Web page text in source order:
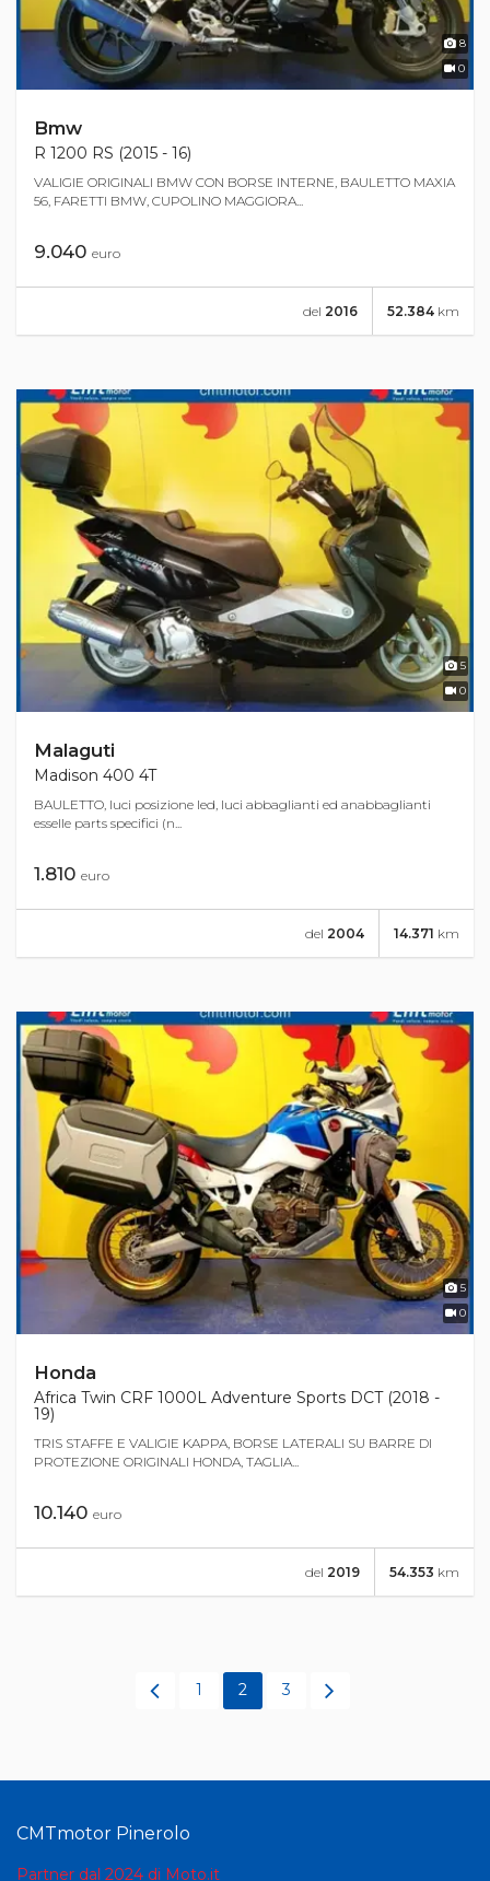
8
0
Bmw
R 1200 RS (2015 - 16)
VALIGIE ORIGINALI BMW CON BORSE INTERNE, BAULETTO MAXIA
56, FARETTI BMW, CUPOLINO MAGGIORA...
9.040 euro
52.384 km
del 2016
5
0
Malaguti
Madison 400 4T
BAULETTO, luci posizione led, luci abbaglianti ed anabbaglianti
esselle parts specifici (n...
1.810 euro
14.371 km
del 2004
5
0
Honda
Africa Twin CRF 1000L Adventure Sports DCT (2018 -
19)
TRIS STAFFE E VALIGIE KAPPA, BORSE LATERALI SU BARRE DI
PROTEZIONE ORIGINALI HONDA, TAGLIA...
10.140 euro
54.353 km
del 2019
1 2 3
CMTmotor Pinerolo
Partner dal 2024 di Moto.it